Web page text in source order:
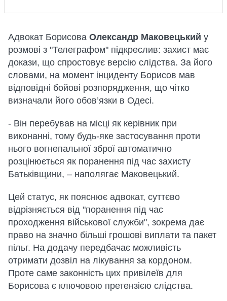
Адвокат Борисова Олександр Маковецький у
розмові з "Телеграфом" підкреслив: захист має
докази, що спростовує версію слідства. За його
словами, на момент інциденту Борисов мав
відповідні бойові розпорядження, що чітко
визначали його обов’язки в Одесі.
- Він перебував на місці як керівник при
виконанні, тому будь-яке застосування проти
нього вогнепальної зброї автоматично
розцінюється як поранення під час захисту
Батьківщини, – наполягає Маковецький.
Цей статус, як пояснює адвокат, суттєво
відрізняється від "поранення під час
проходження військової служби", зокрема дає
право на значно більші грошові виплати та пакет
пільг. На додачу передбачає можливість
отримати дозвіл на лікування за кордоном.
Проте саме законність цих привілеїв для
Борисова є ключовою претензією слідства.